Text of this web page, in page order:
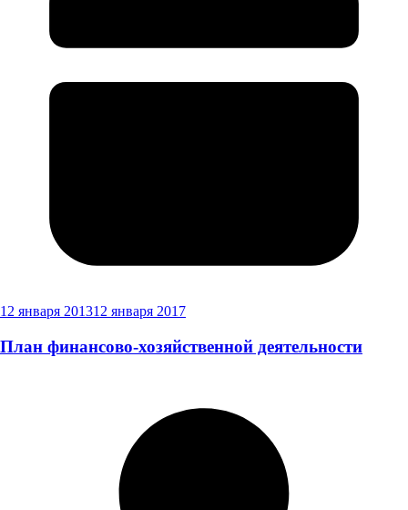
12 января 201312 января 2017
План финансово-хозяйственной деятельности